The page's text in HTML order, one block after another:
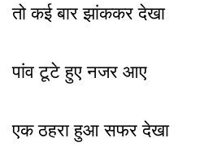
तो कई बार झांककर देखा
पांव टूटे हुए नजर आए
एक ठहरा हुआ सफर देखा